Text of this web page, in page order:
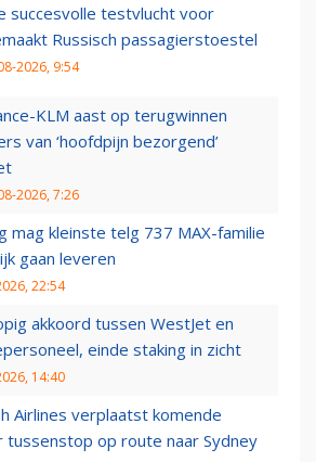
succesvolle testvlucht voor
Russisch passagierstoestel
2026, 9:54
KLM aast op terugwinnen
van ‘hoofdpijn bezorgend’
2026, 7:26
mag kleinste telg 737 MAX-familie
gaan leveren
22:54
akkoord tussen WestJet en
einde staking in zicht
14:40
Airlines verplaatst komende
tussenstop op route naar Sydney